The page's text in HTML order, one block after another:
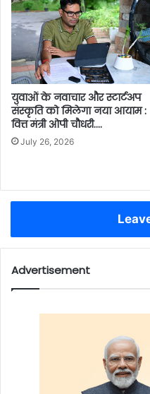
युवाओं के नवाचार और स्टार्टअप
संस्कृति को मिलेगा नया आयाम :
वित्त मंत्री ओपी चौधरी….
July 26, 2026
Advertisement